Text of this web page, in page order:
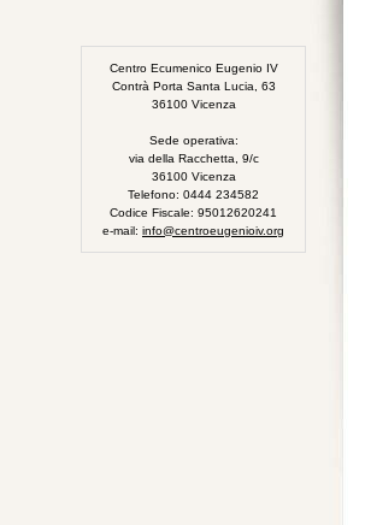
Centro Ecumenico Eugenio IV
Contrà Porta Santa Lucia, 63
36100 Vicenza
Sede operativa:
via della Racchetta, 9/c
36100 Vicenza
Telefono: 0444 234582
Codice Fiscale: 95012620241
e-mail: info@centroeugenioiv.org